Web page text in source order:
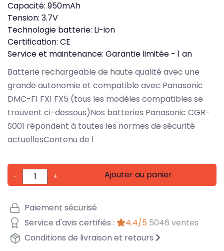
Capacité: 950mAh
Tension: 3.7V
Technologie batterie: Li-ion
Certification: CE
Service et maintenance: Garantie limitée - 1 an
Batterie rechargeable de haute qualité avec une
grande autonomie et compatible avec Panasonic
DMC-F1 FX1 FX5 (tous les modèles compatibles se
trouvent ci-dessous)Nos batteries Panasonic CGR-
S001 répondent à toutes les normes de sécurité
actuellesContenu de l
- + Ajouter au panier
Paiement sécurisé
Service d'avis certifiés :
4.4/5 5046 ventes
Conditions de livraison et retours